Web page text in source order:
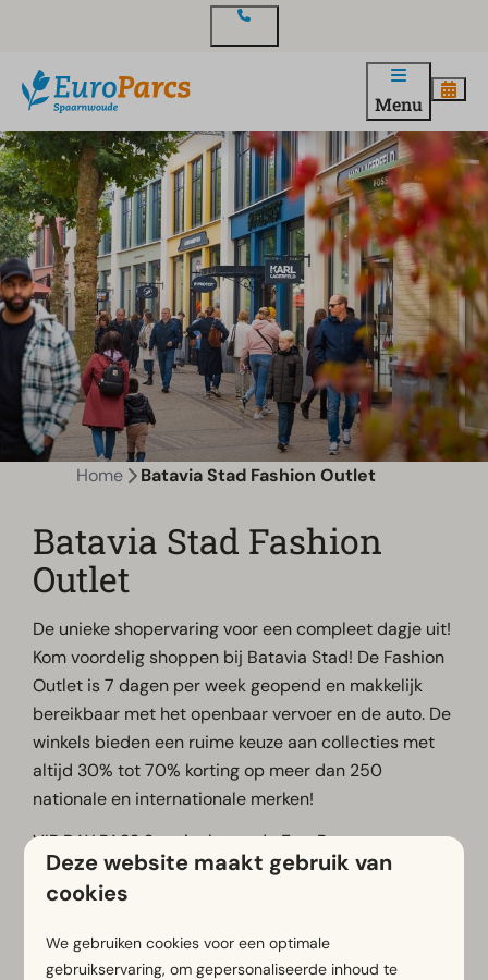
Menu
Home Batavia Stad Fashion Outlet
Batavia Stad Fashion
Outlet
De unieke shopervaring voor een compleet dagje uit!
Kom voordelig shoppen bij Batavia Stad! De Fashion
Outlet is 7 dagen per week geopend en makkelijk
bereikbaar met het openbaar vervoer en de auto. De
winkels bieden een ruime keuze aan collecties met
altijd 30% tot 70% korting op meer dan 250
nationale en internationale merken!
VIP DAY PASS Speciaal voor de EuroParcs gasten
bieden we een Batavia VIP Day Pass aan die recht
geeft op 10% extra korting op de outlet prijzen bij de
receptie op het park en geniet van extra korting!
Deze website maakt gebruik van
cookies
We gebruiken cookies voor een optimale
gebruikservaring, om gepersonaliseerde inhoud te